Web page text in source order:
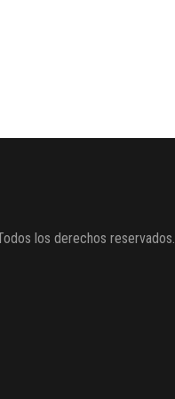
los derechos reservados.